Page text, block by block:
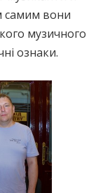
самим вони
музичного
ознаки.